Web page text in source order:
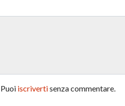
iscrivertisenza commentare.